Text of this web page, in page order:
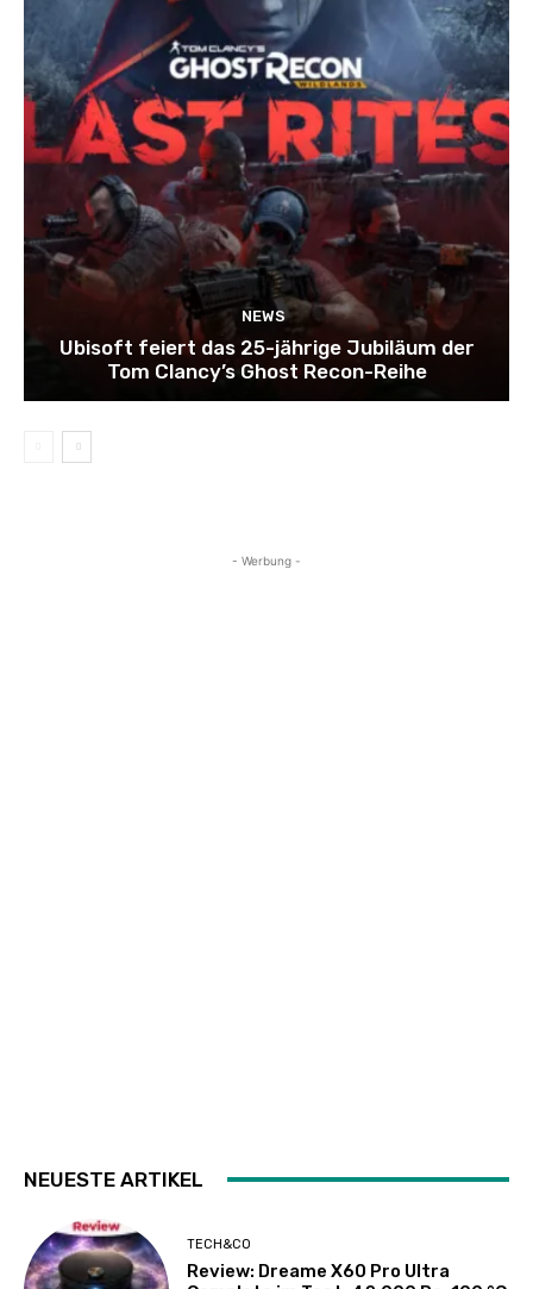
NEWS
Ubisoft feiert das 25-jährige Jubiläum der
Tom Clancy’s Ghost Recon-Reihe
- Werbung -
NEUESTE ARTIKEL
TECH&CO
Review: Dreame X60 Pro Ultra